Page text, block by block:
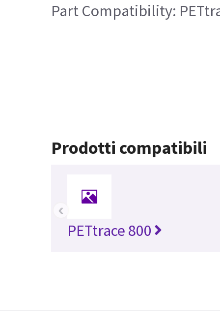
Part Compatibility:
Prodotti compatibili
PETtrace 800
‹